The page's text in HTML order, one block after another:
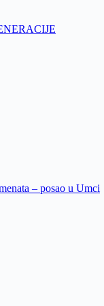
– posao u Umci